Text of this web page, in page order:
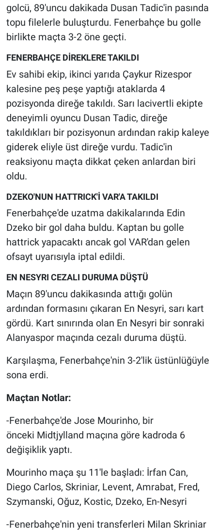
golcü, 89'uncu dakikada Dusan Tadic'in pasında
topu filelerle buluşturdu. Fenerbahçe bu golle
birlikte maçta 3-2 öne geçti.
FENERBAHÇE DİREKLERE TAKILDI
Ev sahibi ekip, ikinci yarıda Çaykur Rizespor
kalesine peş peşe yaptığı ataklarda 4
pozisyonda direğe takıldı. Sarı lacivertli ekipte
deneyimli oyuncu Dusan Tadic, direğe
takıldıkları bir pozisyonun ardından rakip kaleye
giderek eliyle üst direğe vurdu. Tadic'in
reaksiyonu maçta dikkat çeken anlardan biri
oldu.
DZEKO'NUN HATTRICK'İ VAR'A TAKILDI
Fenerbahçe'de uzatma dakikalarında Edin
Dzeko bir gol daha buldu. Kaptan bu golle
hattrick yapacaktı ancak gol VAR'dan gelen
ofsayt uyarısıyla iptal edildi.
EN NESYRI CEZALI DURUMA DÜŞTÜ
Maçın 89'uncu dakikasında attığı golün
ardından formasını çıkaran En Nesyri, sarı kart
gördü. Kart sınırında olan En Nesyri bir sonraki
Alanyaspor maçında cezalı duruma düştü.
Karşılaşma, Fenerbahçe'nin 3-2'lik üstünlüğüyle
sona erdi.
Maçtan Notlar:
-Fenerbahçe'de Jose Mourinho, bir
önceki Midtjylland maçına göre kadroda 6
değişiklik yaptı.
Mourinho maça şu 11'le başladı: İrfan Can,
Diego Carlos, Skriniar, Levent, Amrabat, Fred,
Szymanski, Oğuz, Kostic, Dzeko, En-Nesyri
-Fenerbahçe'nin yeni transferleri Milan Skriniar